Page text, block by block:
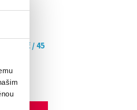
pod
350 kč / 45
- na